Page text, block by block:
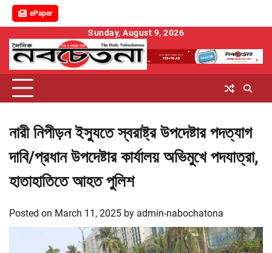
ePaper
content
Sunday, August 9, 2026
নারী নিপীড়ন ইস্যুতে স্বরাষ্ট্র উপদেষ্টার পদত্যাগ
দাবি/প্রধান উপদেষ্টার কার্যালয় অভিমুখে পদযাত্রা,
হাতাহাতিতে আহত পুলিশ
Posted on March 11, 2025 by admin-nabochatona